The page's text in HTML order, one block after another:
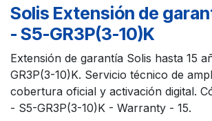
Solis Extensión de
- S5-GR3P(3-10)K
Extensión de garantía Solis hasta 15
GR3P(3-10)K. Servicio técnico de
cobertura oficial y activación digital.
- S5-GR3P(3-10)K - Warranty - 15.